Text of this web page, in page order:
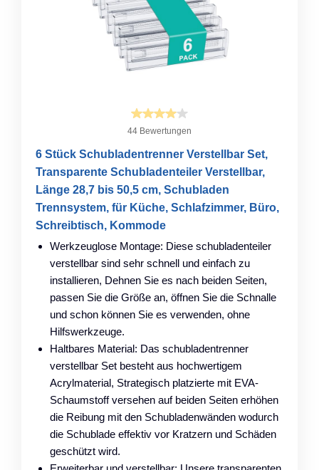
44 Bewertungen
6 Stück Schubladentrenner Verstellbar Set,
Transparente Schubladenteiler Verstellbar,
Länge 28,7 bis 50,5 cm, Schubladen
Trennsystem, für Küche, Schlafzimmer, Büro,
Schreibtisch, Kommode
Werkzeuglose Montage: Diese schubladenteiler
verstellbar sind sehr schnell und einfach zu
installieren, Dehnen Sie es nach beiden Seiten,
passen Sie die Größe an, öffnen Sie die Schnalle
und schon können Sie es verwenden, ohne
Hilfswerkzeuge.
Haltbares Material: Das schubladentrenner
verstellbar Set besteht aus hochwertigem
Acrylmaterial, Strategisch platzierte mit EVA-
Schaumstoff versehen auf beiden Seiten erhöhen
die Reibung mit den Schubladenwänden wodurch
die Schublade effektiv vor Kratzern und Schäden
geschützt wird.